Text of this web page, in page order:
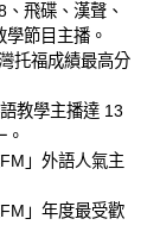
飛碟、漢聲、
節目主播。
托福成績最高分
教學主播達 13
」外語人氣主
」年度最受歡